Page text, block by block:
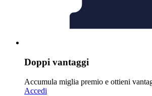
Doppi vantaggi
Accumula miglia premio e ottieni
Accedi